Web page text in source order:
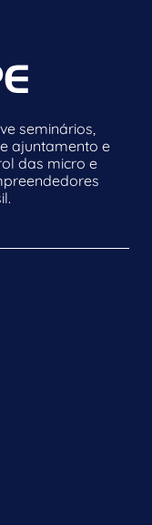
seminários,
ajuntamento e
das micro e